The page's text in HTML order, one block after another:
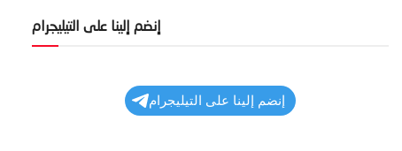
إنضم إلينا على التيليجرام
إنضم إلينا على التيليجرام